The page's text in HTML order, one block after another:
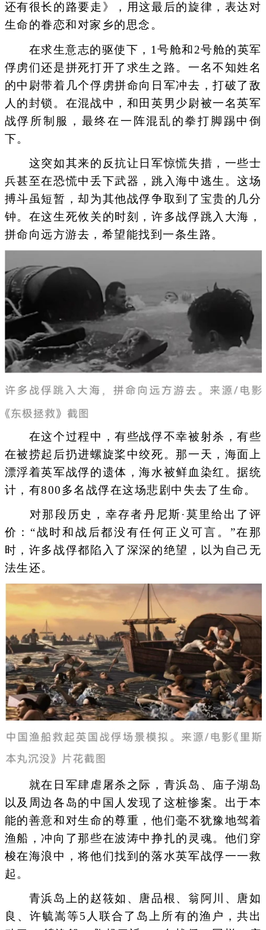
还有很长的路要走》，用这最后的旋律，表达对
生命的眷恋和对家乡的思念。
在求生意志的驱使下，1号舱和2号舱的英军
俘虏们还是拼死打开了求生之路。一名不知姓名
的中尉带着几个俘虏拼命向日军冲去，打破了敌
人的封锁。在混战中，和田英男少尉被一名英军
战俘所制服，最终在一阵混乱的拳打脚踢中倒
下。
这突如其来的反抗让日军惊慌失措，一些士
兵甚至在恐慌中丢下武器，跳入海中逃生。这场
搏斗虽短暂，却为其他战俘争取到了宝贵的几分
钟。在这生死攸关的时刻，许多战俘跳入大海，
拼命向远方游去，希望能找到一条生路。
在这个过程中，有些战俘不幸被射杀，有些
在被捞起后扔进螺旋桨中绞死。那一天，海面上
漂浮着英军战俘的遗体，海水被鲜血染红。据统
计，有800多名战俘在这场悲剧中失去了生命。
对那段历史，幸存者丹尼斯·莫里给出了评
价：“战时和战后都没有任何正义可言。”在那
时，许多战俘都陷入了深深的绝望，以为自己无
法生还。
就在日军肆虐屠杀之际，青浜岛、庙子湖岛
以及周边各岛的中国人发现了这桩惨案。出于本
能的善意和对生命的尊重，他们毫不犹豫地驾着
渔船，冲向了那些在波涛中挣扎的灵魂。他们穿
梭在海浪中，将他们找到的落水英军战俘一一救
起。
青浜岛上的赵筱如、唐品根、翁阿川、唐如
良、许毓嵩等5人联合了岛上所有的渔户，共出